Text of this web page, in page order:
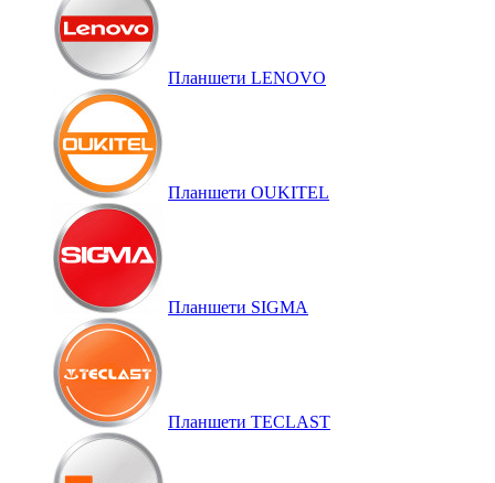
Планшети LENOVO
Планшети OUKITEL
Планшети SIGMA
Планшети TECLAST